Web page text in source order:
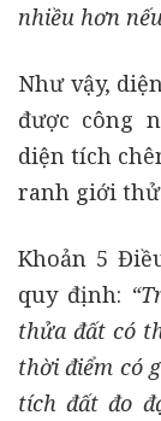
nhiều hơn
Như vậy,
được công
diện tích
ranh giới
Khoản 5
quy định:
thửa đất có
thời điểm có
tích đất đo